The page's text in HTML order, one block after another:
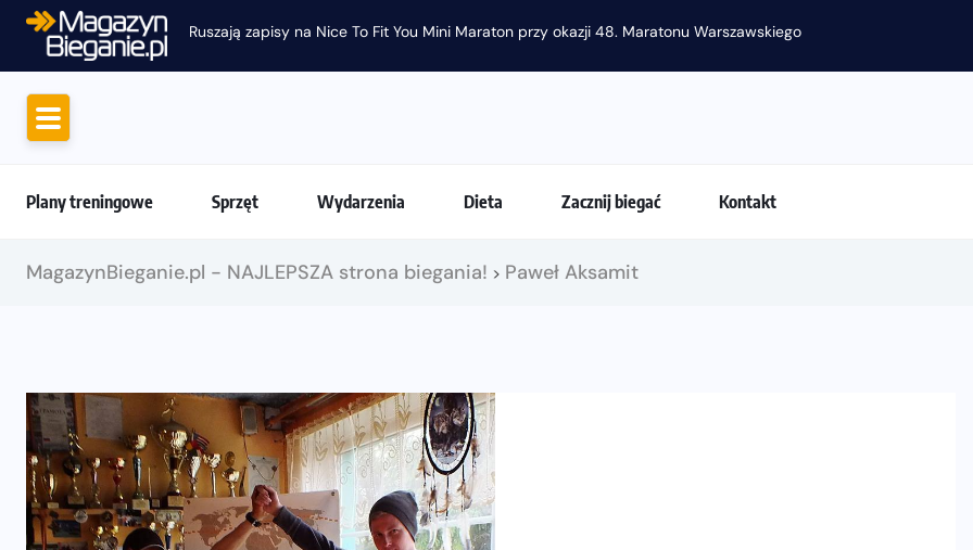
Plany treningowe Sprzęt Wydarzenia Dieta Zacznij biegać Kontakt
MagazynBieganie.pl - NAJLEPSZA strona biegania! > Paweł Aksamit